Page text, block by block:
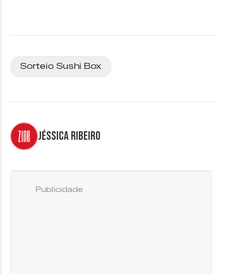
Sorteio Sushi Box
Jéssica Ribeiro
Publicidade